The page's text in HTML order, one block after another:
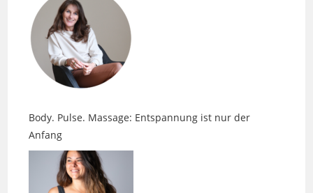
Body. Pulse. Massage: Entspannung ist nur der